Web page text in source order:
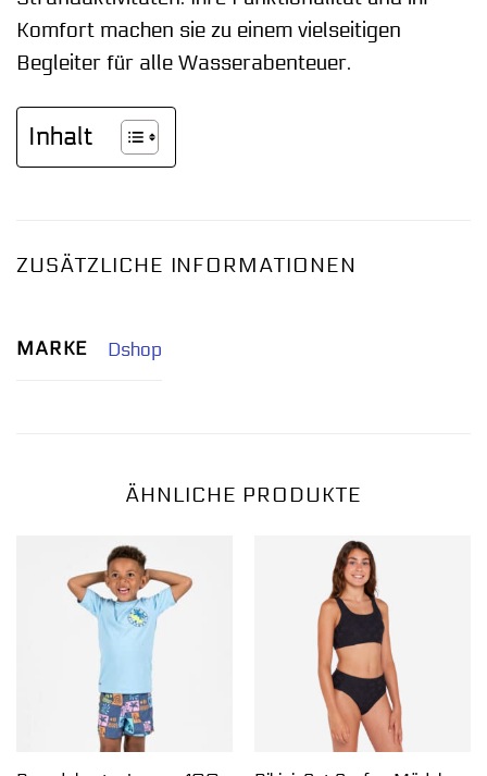
Komfort machen sie zu einem vielseitigen
Begleiter für alle Wasserabenteuer.
Inhalt
ZUSÄTZLICHE INFORMATIONEN
MARKE Dshop
ÄHNLICHE PRODUKTE